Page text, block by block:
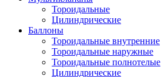
Тороидальные
Цилиндрические
Баллоны
Тороидальные внутренние
Тороидальные наружные
Тороидальные полнотелые
Цилиндрические